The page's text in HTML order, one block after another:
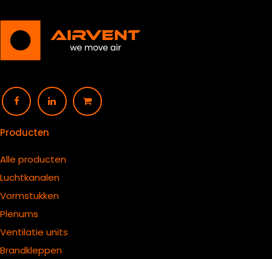
Producten
Alle producten
Luchtkanalen
Vormstukken
Plenums
Ventilatie units
Brandkleppen